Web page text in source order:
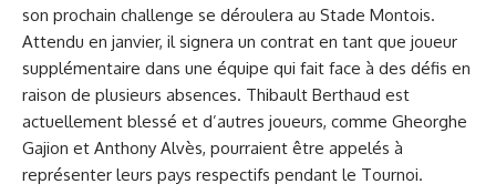
son prochain challenge se déroulera au Stade Montois.
Attendu en janvier, il signera un contrat en tant que joueur
supplémentaire dans une équipe qui fait face à des défis en
raison de plusieurs absences. Thibault Berthaud est
actuellement blessé et d’autres joueurs, comme Gheorghe
Gajion et Anthony Alvès, pourraient être appelés à
représenter leurs pays respectifs pendant le Tournoi.